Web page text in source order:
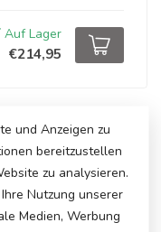
Auf Lager
€214,95
€195,00
und Anzeigen zu
bereitzustellen
zu analysieren.
Nutzung unserer
Medien, Werbung